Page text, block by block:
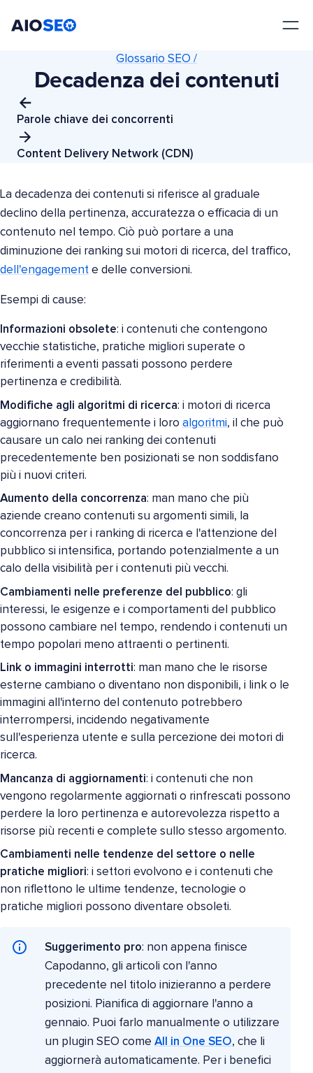
Parole chiave dei concorrenti
Glossario SEO /
Decadenza dei contenuti
Content Delivery Network (CDN)
La decadenza dei contenuti si riferisce al graduale
declino della pertinenza, accuratezza o efficacia di un
contenuto nel tempo. Ciò può portare a una
diminuzione dei ranking sui motori di ricerca, del traffico,
dell'engagement e delle conversioni.
Esempi di cause:
Informazioni obsolete: i contenuti che contengono
vecchie statistiche, pratiche migliori superate o
riferimenti a eventi passati possono perdere
pertinenza e credibilità.
Modifiche agli algoritmi di ricerca: i motori di ricerca
aggiornano frequentemente i loro algoritmi, il che può
causare un calo nei ranking dei contenuti
precedentemente ben posizionati se non soddisfano
più i nuovi criteri.
Aumento della concorrenza: man mano che più
aziende creano contenuti su argomenti simili, la
concorrenza per i ranking di ricerca e l'attenzione del
pubblico si intensifica, portando potenzialmente a un
calo della visibilità per i contenuti più vecchi.
Cambiamenti nelle preferenze del pubblico: gli
interessi, le esigenze e i comportamenti del pubblico
possono cambiare nel tempo, rendendo i contenuti un
tempo popolari meno attraenti o pertinenti.
Link o immagini interrotti: man mano che le risorse
esterne cambiano o diventano non disponibili, i link o le
immagini all'interno del contenuto potrebbero
interrompersi, incidendo negativamente
sull'esperienza utente e sulla percezione dei motori di
ricerca.
Mancanza di aggiornamenti: i contenuti che non
vengono regolarmente aggiornati o rinfrescati possono
perdere la loro pertinenza e autorevolezza rispetto a
risorse più recenti e complete sullo stesso argomento.
Cambiamenti nelle tendenze del settore o nelle
pratiche migliori: i settori evolvono e i contenuti che
non riflettono le ultime tendenze, tecnologie o
pratiche migliori possono diventare obsoleti.
Suggerimento pro: non appena finisce
Capodanno, gli articoli con l'anno
precedente nel titolo inizieranno a perdere
posizioni. Pianifica di aggiornare l'anno a
gennaio. Puoi farlo manualmente o utilizzare
un plugin SEO come All in One SEO, che li
aggiornerà automaticamente. Per i benefici